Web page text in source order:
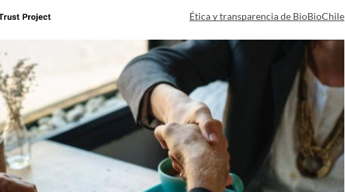
Ética y transparencia de BioBioChile